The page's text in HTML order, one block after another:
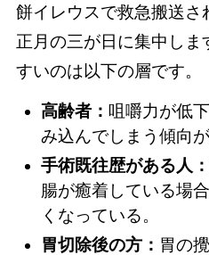
餅イレウスで救急搬送さ
正月の三が日に集中しま
すいのは以下の層です。
高齢者：咀嚼力が低
み込んでしまう傾向が
手術既往歴がある人
腸が癒着している場
くなっている。
胃切除後の方： 胃の